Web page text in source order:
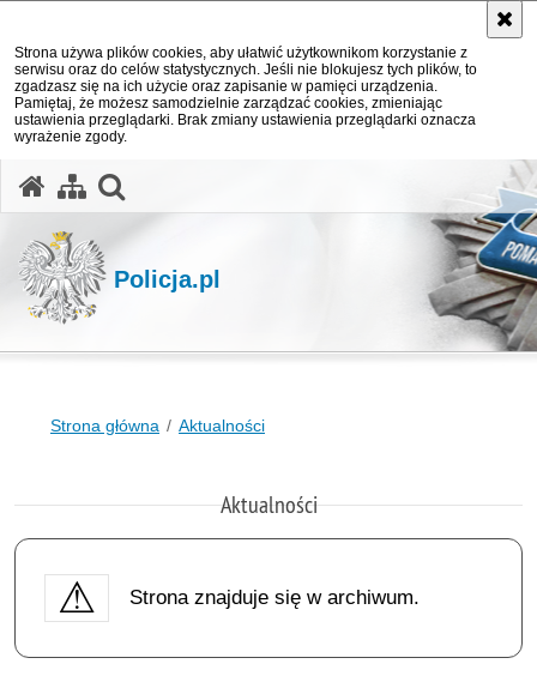
Strona używa plików cookies, aby ułatwić użytkownikom korzystanie z
serwisu oraz do celów statystycznych. Jeśli nie blokujesz tych plików, to
zgadzasz się na ich użycie oraz zapisanie w pamięci urządzenia.
Pamiętaj, że możesz samodzielnie zarządzać cookies, zmieniając
ustawienia przeglądarki. Brak zmiany ustawienia przeglądarki oznacza
wyrażenie zgody.
Policja.pl
Strona główna Aktualności
Aktualności
Strona znajduje się w archiwum.